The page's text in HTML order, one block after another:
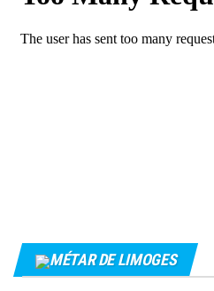
MÉTAR DE LIMOGES